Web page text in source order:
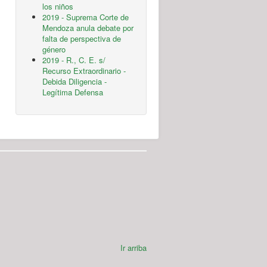
los niños
2019 - Suprema Corte de
Mendoza anula debate por
falta de perspectiva de
género
2019 - R., C. E. s/
Recurso Extraordinario -
Debida Diligencia -
Legítima Defensa
Ir arriba